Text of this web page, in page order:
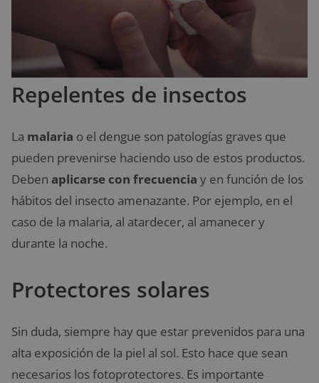
Repelentes de insectos
La malaria o el dengue son patologías graves que
pueden prevenirse haciendo uso de estos productos.
Deben aplicarse con frecuencia y en función de los
hábitos del insecto amenazante. Por ejemplo, en el
caso de la malaria, al atardecer, al amanecer y
durante la noche.
Protectores solares
Sin duda, siempre hay que estar prevenidos para una
alta exposición de la piel al sol. Esto hace que sean
necesarios los fotoprotectores. Es importante